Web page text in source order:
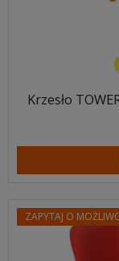
Krzesło
ZAPYTAJ O